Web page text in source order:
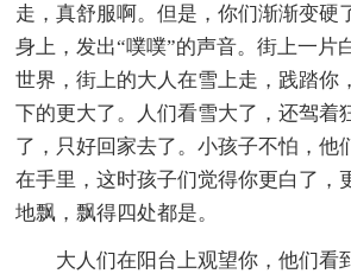
走，真舒服啊。但是，你们渐渐变硬
身上，发出“噗噗”的声音。街上一片
世界，街上的大人在雪上走，践踏你
下的更大了。人们看雪大了，还驾着
了，只好回家去了。小孩子不怕，他
在手里，这时孩子们觉得你更白了，
地飘，飘得四处都是。
大人们在阳台上观望你，他们看